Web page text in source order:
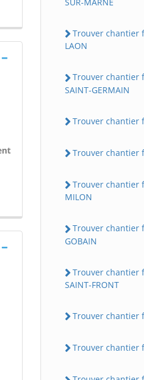
Trouver chantier
LAON
Trouver chantier
SAINT-GERMAIN
Trouver chantier
Trouver chantier
Trouver chantier
MILON
Trouver chantier
GOBAIN
Trouver chantier
SAINT-FRONT
Trouver chantier
Trouver chantier